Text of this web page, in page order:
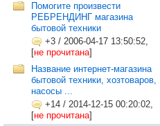
Помогите произвести
РЕБРЕНДИНГ магазина
бытовой техники
+3 / 2006-04-17 13:50:52,
[не прочитана]
Название интернет-магазина
бытовой техники, хозтоваров,
насосы ...
+14 / 2014-12-15 00:20:02,
[не прочитана]